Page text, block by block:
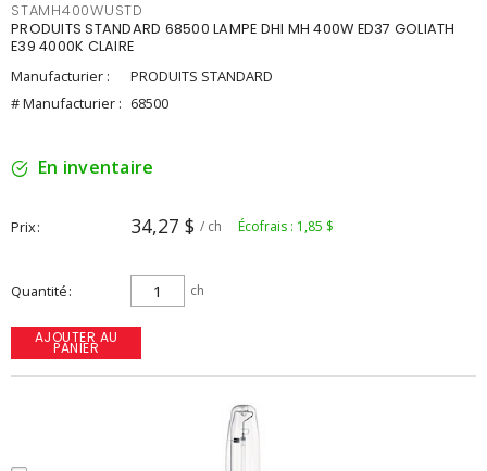
STAMH400WUSTD
PRODUITS STANDARD 68500 LAMPE DHI MH 400W ED37 GOLIATH
E39 4000K CLAIRE
Manufacturier :
PRODUITS STANDARD
# Manufacturier : 68500
En inventaire
Prix 34,27 $ / ch Écofrais : 1,85 $
Quantité ch
AJOUTER AU
PANIER